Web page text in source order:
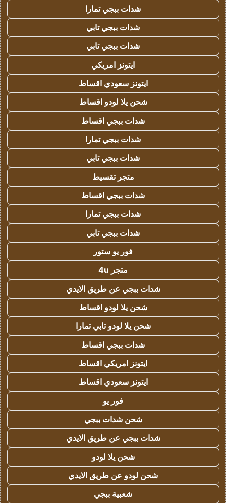
شدات ببجي تمارا
شدات ببجي تابي
شدات ببجي تابي
ايتونز امريكي
ايتونز سعودي اقساط
شحن يلا لودو اقساط
شدات ببجي اقساط
شدات ببجي تمارا
شدات ببجي تابي
متجر تقسيط
شدات ببجي اقساط
شدات ببجي تمارا
شدات ببجي تابي
فور يو ستور
متجر 4u
شدات ببجي عن طريق الايدي
شحن يلا لودو اقساط
شحن يلا لودو تابي تمارا
شدات ببجي اقساط
ايتونز امريكي اقساط
ايتونز سعودي اقساط
فور يو
شحن شدات ببجي
شدات ببجي عن طريق الايدي
شحن يلا لودو
شحن لودو عن طريق الايدي
شعبية ببجي